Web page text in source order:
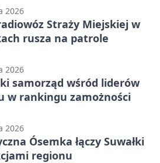
2026
Straży Miejskiej w
rusza na patrole
2026
samorząd wśród liderów
w rankingu zamożności
2026
Ósemka łączy Suwałki
regionu